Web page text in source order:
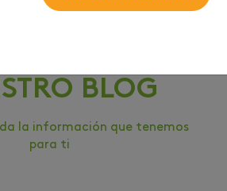
BLOG
la información que tenemos
para ti